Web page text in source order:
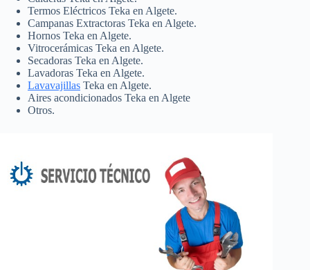
Termos Eléctricos Teka en Algete.
Campanas Extractoras Teka en Algete.
Hornos Teka en Algete.
Vitrocerámicas Teka en Algete.
Secadoras Teka en Algete.
Lavadoras Teka en Algete.
Lavavajillas Teka en Algete.
Aires acondicionados Teka en Algete
Otros.